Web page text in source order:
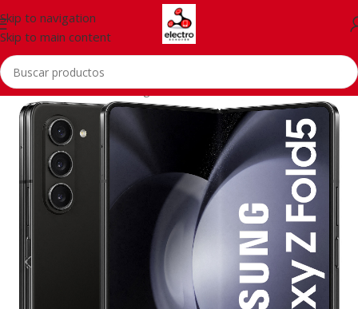
Skip to navigation
Skip to main content
Inicio/Telefonía/Samsung